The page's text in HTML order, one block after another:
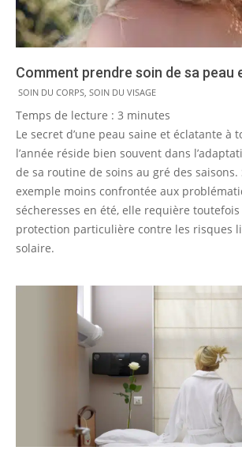
Comment prendre soin de sa peau
2016-
07-
27
SOIN DU CORPS SOIN DU VISAGE
Temps de lecture : 3 minutes
Le secret d’une peau saine et éclatante à
l’année réside bien souvent dans
de sa routine de soins au gré des
exemple moins confrontée aux
sécheresses en été, elle requière
protection particulière contre les risques
solaire.